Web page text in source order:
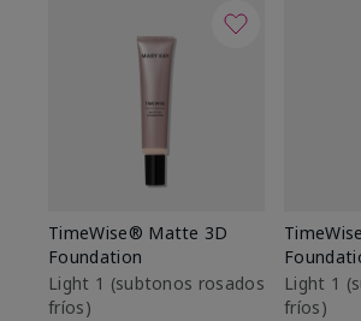
TimeWise® Matte 3D
Foundation
Light 1​ (subtonos rosados
fríos)
Light 1​
fríos)